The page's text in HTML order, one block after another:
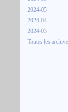
2024-05
2024-04
2024-03
Toutes les